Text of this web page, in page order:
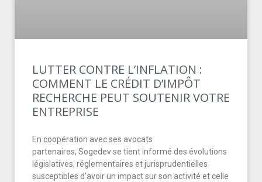
LUTTER CONTRE L’INFLATION :
COMMENT LE CRÉDIT D’IMPÔT
RECHERCHE PEUT SOUTENIR VOTRE
ENTREPRISE
En coopération avec ses avocats
partenaires, Sogedev se tient informé des évolutions
législatives, réglementaires et jurisprudentielles
susceptibles d’avoir un impact sur son activité et celle